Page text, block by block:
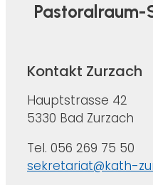
Kontakt Zurzach
Hauptstrasse 42
5330 Bad Zurzach
Tel. 056 269 75 50
sekretariat@kath-